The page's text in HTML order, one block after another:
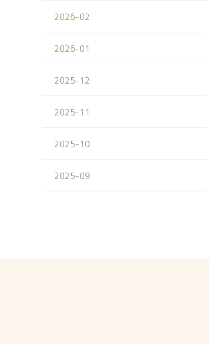
2026-02
2026-01
2025-12
2025-11
2025-10
2025-09